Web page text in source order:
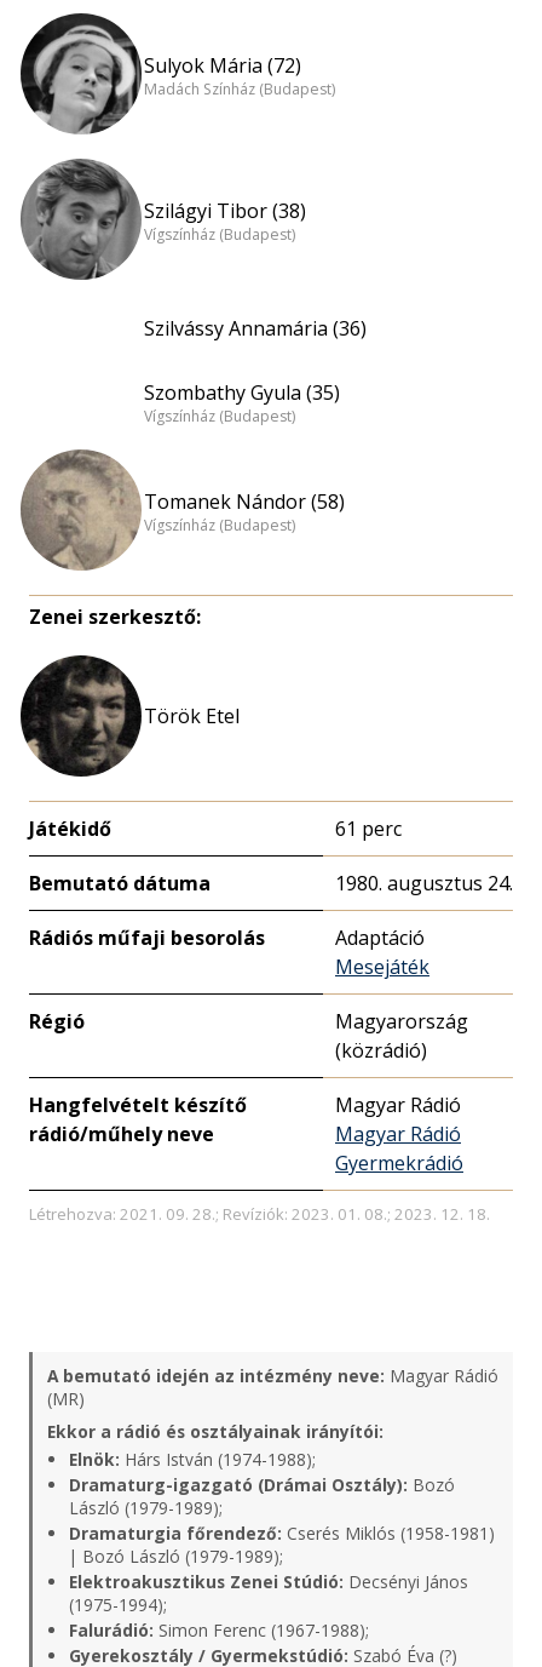
Sulyok Mária (72)
Madách Színház (Budapest)
Szilágyi Tibor (38)
Vígszínház (Budapest)
Szilvássy Annamária (36)
Szombathy Gyula (35)
Vígszínház (Budapest)
Tomanek Nándor (58)
Vígszínház (Budapest)
Zenei szerkesztő:
Török Etel
Játékidő 61 perc
Bemutató dátuma 1980. augusztus 24.
Rádiós műfaji besorolás
Adaptáció
Mesejáték
Régió
Magyarország
(közrádió)
Hangfelvételt készítő
rádió/műhely neve
Magyar Rádió
Magyar Rádió
Gyermekrádió
Létrehozva: 2021. 09. 28.; Revíziók: 2023. 01. 08.; 2023. 12. 18.
A bemutató idején az intézmény neve: Magyar Rádió
(MR)
Ekkor a rádió és osztályainak irányítói:
Elnök: Hárs István (1974-1988);
Dramaturg-igazgató (Drámai Osztály): Bozó
László (1979-1989);
Dramaturgia főrendező: Cserés Miklós (1958-1981)
| Bozó László (1979-1989);
Elektroakusztikus Zenei Stúdió: Decsényi János
(1975-1994);
Falurádió: Simon Ferenc (1967-1988);
Gyerekosztály / Gyermekstúdió: Szabó Éva (?)